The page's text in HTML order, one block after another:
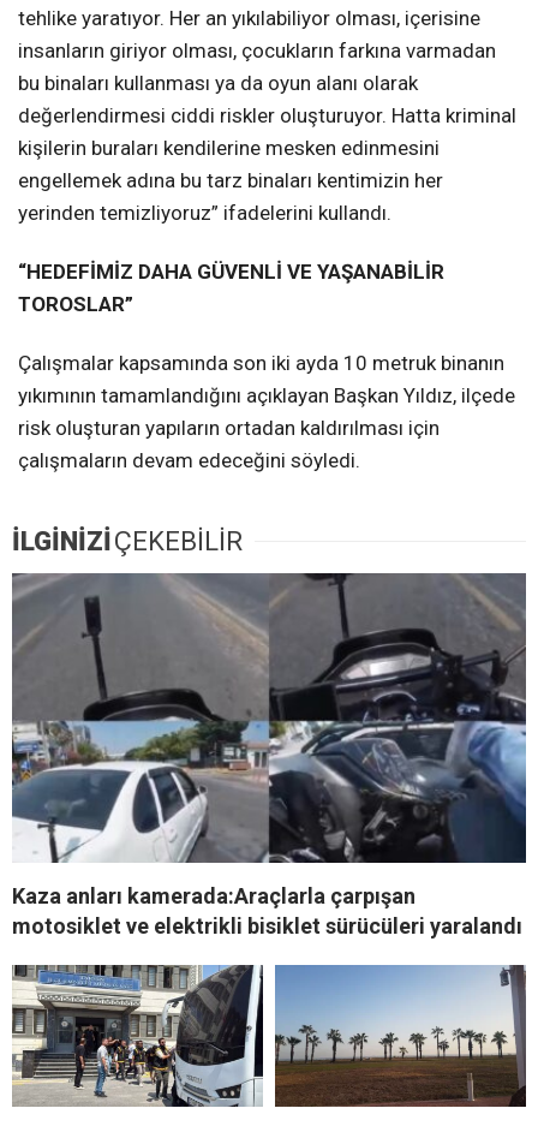
tehlike yaratıyor. Her an yıkılabiliyor olması, içerisine
insanların giriyor olması, çocukların farkına varmadan
bu binaları kullanması ya da oyun alanı olarak
değerlendirmesi ciddi riskler oluşturuyor. Hatta kriminal
kişilerin buraları kendilerine mesken edinmesini
engellemek adına bu tarz binaları kentimizin her
yerinden temizliyoruz” ifadelerini kullandı.
“HEDEFİMİZ DAHA GÜVENLİ VE YAŞANABİLİR
TOROSLAR”
Çalışmalar kapsamında son iki ayda 10 metruk binanın
yıkımının tamamlandığını açıklayan Başkan Yıldız, ilçede
risk oluşturan yapıların ortadan kaldırılması için
çalışmaların devam edeceğini söyledi.
İLGİNİZİ ÇEKEBİLİR
Kaza anları kamerada:Araçlarla çarpışan
motosiklet ve elektrikli bisiklet sürücüleri yaralandı